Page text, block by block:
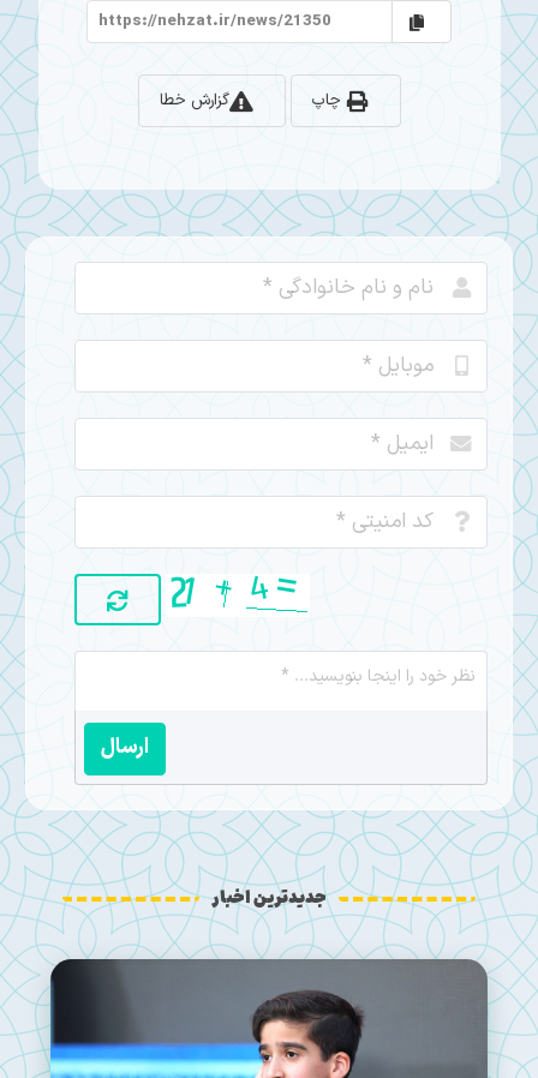
گزارش خطا چاپ
ارسال
جدیدترین اخبار